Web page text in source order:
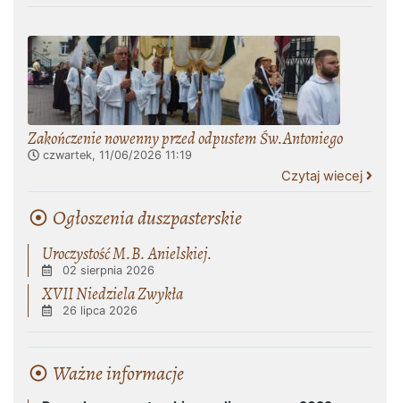
Zakończenie nowenny przed odpustem Św.Antoniego
czwartek, 11/06/2026 11:19
Czytaj wiecej
Ogłoszenia duszpasterskie
Uroczystość M.B. Anielskiej.
02 sierpnia 2026
XVII Niedziela Zwykła
26 lipca 2026
Ważne informacje